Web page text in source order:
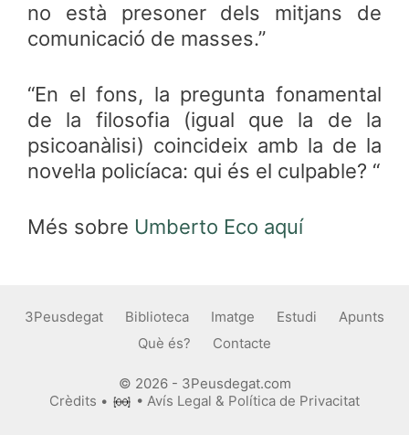
no està presoner dels mitjans de
comunicació de masses.”
“En el fons, la pregunta fonamental
de la filosofia (igual que la de la
psicoanàlisi) coincideix amb la de la
novel·la policíaca: qui és el culpable? “
Més sobre Umberto Eco aquí
3Peusdegat Biblioteca Imatge Estudi
Apunts
Què és?
Contacte
© 2026 - 3Peusdegat.com
Crèdits • •Avís Legal & Política de Privacitat